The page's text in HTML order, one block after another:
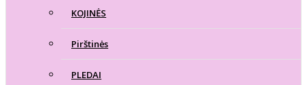
KOJINĖS
Pirštinės
PLEDAI